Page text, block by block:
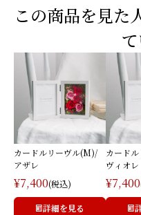
この商品を見た
カードルリーヴル(M)/
アザレ
¥7,400(税込)
詳細を見る
カード
ヴィオレ
¥7,400